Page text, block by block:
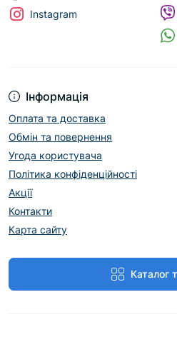
Інформація
Оплата та доставка
Обмін та повернення
Угода користувача
Політика конфіденційності
Акції
Контакти
Карта сайту
Каталог
Instagram